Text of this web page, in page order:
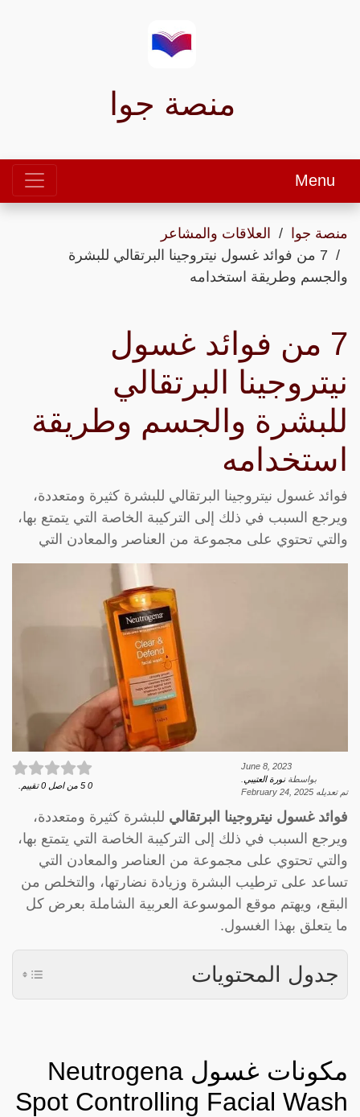
منصة جوا
Menu
منصة جوا
العلاقات والمشاعر
7 من فوائد غسول نيتروجينا البرتقالي للبشرة
والجسم وطريقة استخدامه
7 من فوائد غسول
نيتروجينا البرتقالي
للبشرة والجسم وطريقة
استخدامه
فوائد غسول نيتروجينا البرتقالي للبشرة كثيرة ومتعددة،
ويرجع السبب في ذلك إلى التركيبة الخاصة التي يتمتع بها،
والتي تحتوي على مجموعة من العناصر والمعادن التي
June 8, 2023
بواسطةنورة العتيبي
تم تعديله February 24, 2025
0
5 من اصل 0 تقييم.
فوائد غسول نيتروجينا البرتقالي للبشرة كثيرة ومتعددة،
ويرجع السبب في ذلك إلى التركيبة الخاصة التي يتمتع بها،
والتي تحتوي على مجموعة من العناصر والمعادن التي
تساعد على ترطيب البشرة وزيادة نضارتها، والتخلص من
البقع، ويهتم موقع الموسوعة العربية الشاملة بعرض كل
ما يتعلق بهذا الغسول.
جدول المحتويات
مكونات غسول Neutrogena
Spot Controlling Facial Wash